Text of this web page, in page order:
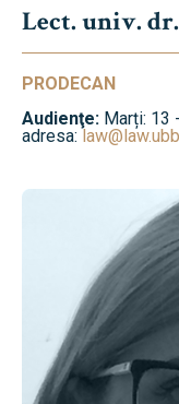
Lect. univ.
PRODECAN
Audienţe: Marți: 13
adresa: